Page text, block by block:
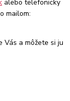
alebo telefonicky
mailom:
Vás a môžete si ju